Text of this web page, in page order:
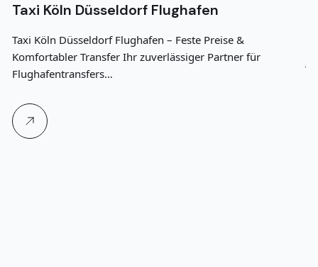
Taxi Köln Düsseldorf Flughafen
Taxi Köln Düsseldorf Flughafen – Feste Preise &
Komfortabler Transfer Ihr zuverlässiger Partner für
Flughafentransfers…